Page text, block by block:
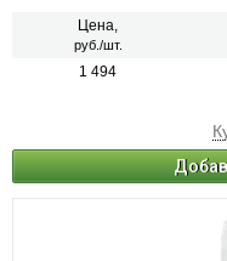
Цена,
руб./шт.
1 494